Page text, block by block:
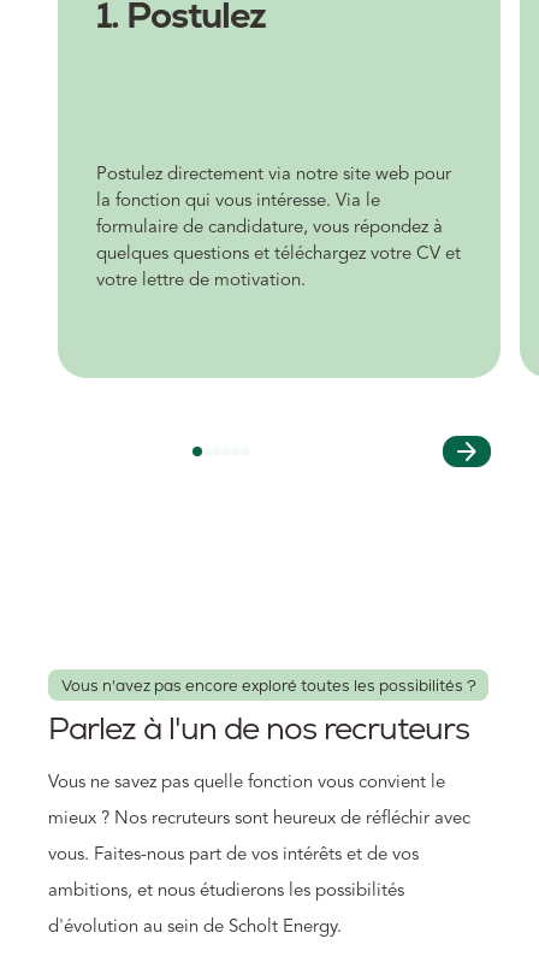
1. Postulez
Postulez directement via notre site web pour
la fonction qui vous intéresse. Via le
formulaire de candidature, vous répondez à
quelques questions et téléchargez votre CV et
votre lettre de motivation.
arrow_forward
Vous n'avez pas encore exploré toutes les possibilités ?
Parlez à l'un de nos recruteurs
Vous ne savez pas quelle fonction vous convient le
mieux ? Nos recruteurs sont heureux de réfléchir avec
vous. Faites-nous part de vos intérêts et de vos
ambitions, et nous étudierons les possibilités
d'évolution au sein de Scholt Energy.